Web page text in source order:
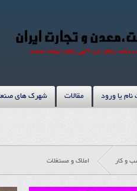
یا ورود مقالات شهرک های
و کار املاک و مستغلات